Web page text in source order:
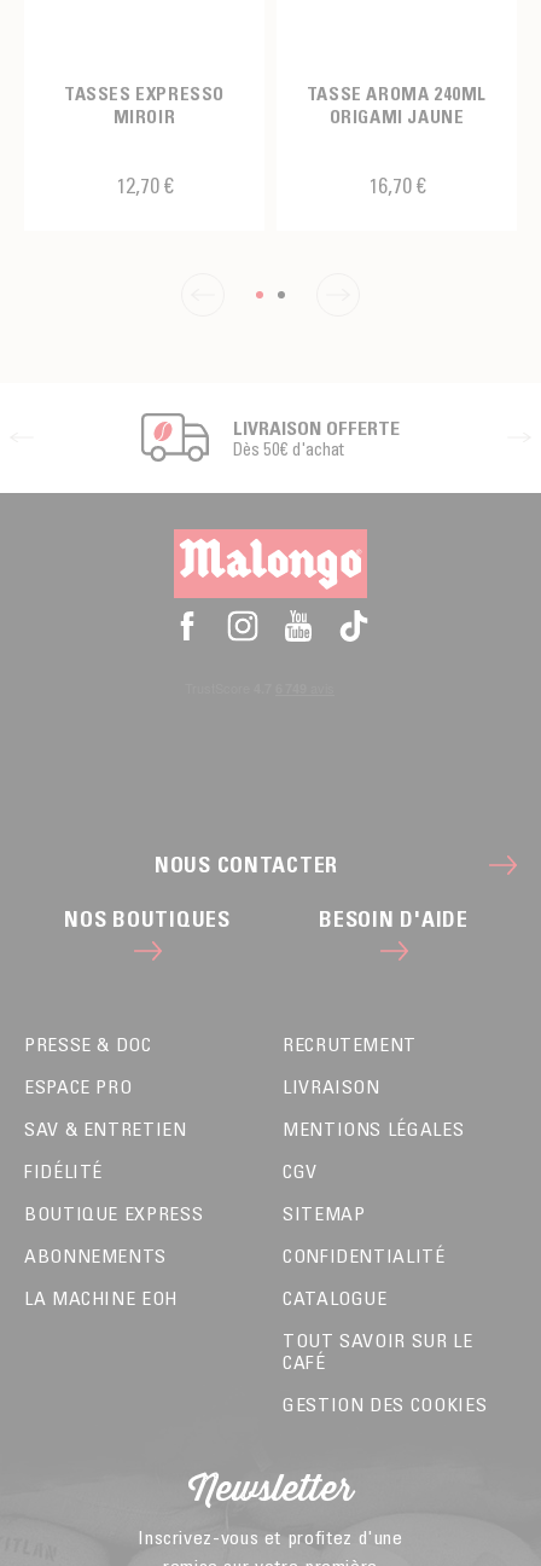
TASSES EXPRESSO
MIROIR
12,70 €
TASSE AROMA 240ML
ORIGAMI JAUNE
16,70 €
LIVRAISON OFFERTE
Dès 50€ d'achat
NOUS CONTACTER
NOS BOUTIQUES BESOIN D'AIDE
PRESSE & DOC
ESPACE PRO
SAV & ENTRETIEN
FIDÉLITÉ
BOUTIQUE EXPRESS
ABONNEMENTS
LA MACHINE EOH
RECRUTEMENT
LIVRAISON
MENTIONS LÉGALES
CGV
SITEMAP
CONFIDENTIALITÉ
CATALOGUE
TOUT SAVOIR SUR LE
CAFÉ
GESTION DES COOKIES
Newsletter
Inscrivez-vous et profitez d'une